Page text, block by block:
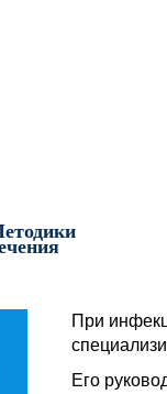
При
Его